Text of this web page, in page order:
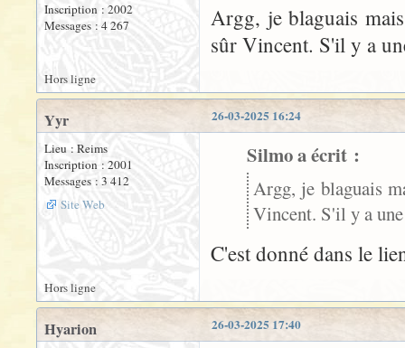
Inscription : 2002
Messages : 4 267
Argg, je blaguais
sûr Vincent. S'il y a
Hors ligne
26-03-2025 16:24
Yyr
Lieu : Reims
Inscription : 2001
Messages : 3 412
Site Web
Silmo a écrit :
Argg, je blaguais
Vincent. S'il y a
C'est donné dans le
Hors ligne
26-03-2025 17:40
Hyarion